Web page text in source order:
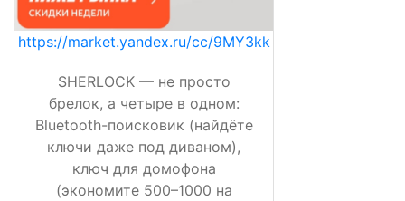
https://market.yandex.ru/cc/9MY3kk
SHERLOCK — не просто
брелок, а четыре в одном:
Bluetooth-поисковик (найдёте
ключи даже под диваном),
ключ для домофона
(экономите 500–1000 на